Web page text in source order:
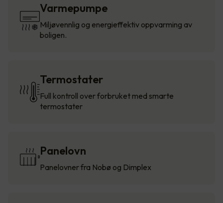
Varmepumpe
Miljøvennlig og energieffektiv oppvarming av
boligen.
Termostater
Full kontroll over forbruket med smarte
termostater
Panelovn
Panelovner fra Nobø og Dimplex